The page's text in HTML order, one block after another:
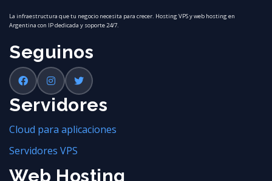
La infraestructura que tu negocio necesita para crecer. Hosting VPS y web hosting en
Argentina con IP dedicada y soporte 24/7.
Seguinos
Servidores
Cloud para aplicaciones
Servidores VPS
Web Hosting